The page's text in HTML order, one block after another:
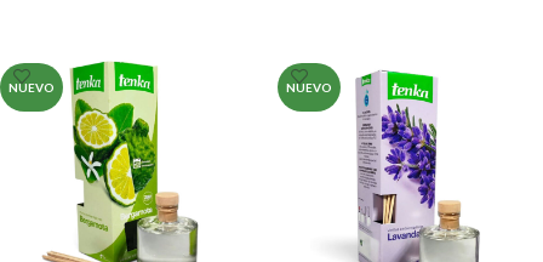
NUEVO NUEVO